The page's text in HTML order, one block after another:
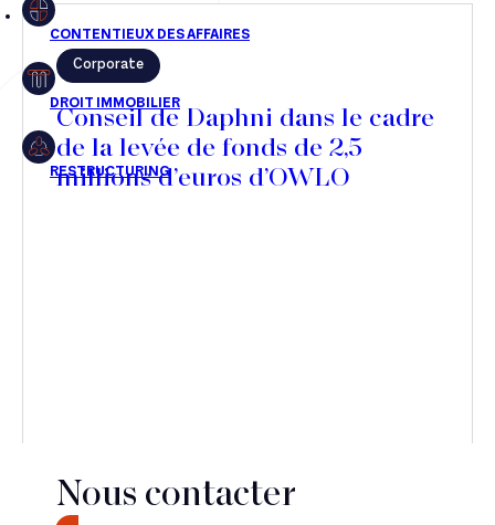
Droit immobilier
Restructuring
Article
Corporate
Conseil de Daphni dans le cadre
de la levée de fonds de 2,5
millions d’euros d’OWLO
Nous contacter